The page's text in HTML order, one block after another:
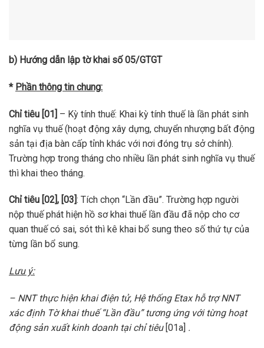
b) Hướng dẫn lập tờ khai số 05/GTGT
* Phần thông tin chung:
Chỉ tiêu [01] – Kỳ tính thuế: Khai kỳ tính thuế là lần phát sinh
nghĩa vụ thuế (hoạt động xây dựng, chuyển nhượng bất động
sản tại địa bàn cấp tỉnh khác với nơi đóng trụ sở chính).
Trường hợp trong tháng cho nhiều lần phát sinh nghĩa vụ thuế
thì khai theo tháng.
Chỉ tiêu [02], [03] : Tích chọn “Lần đầu”. Trường hợp người
nộp thuế phát hiện hồ sơ khai thuế lần đầu đã nộp cho cơ
quan thuế có sai, sót thì kê khai bổ sung theo số thứ tự của
từng lần bổ sung.
Lưu ý:
– NNT thực hiện khai điện tử, Hệ thống Etax hỗ trợ NNT
xác định Tờ khai thuế “Lần đầu” tương ứng với từng hoạt
động sản xuất kinh doanh tại chỉ tiêu [01a] .